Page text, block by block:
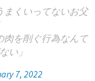
まくいってないお父
を削ぐ行為なんて
い」
7, 2022